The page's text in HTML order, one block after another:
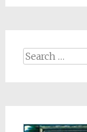
Search
for: